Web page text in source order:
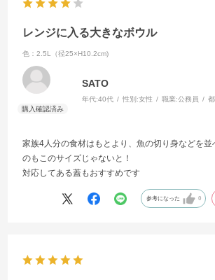
レンジに入る大きなボウル
色：2.5L（径25×H10.2cm)
SATO
年代:40代 性別:女性 職業:公務員
家族4人分の食材はもとより、魚の切り身などを並
のもこのサイズじゃないと！
対応してある蓋もおすすめです
参考になった 0